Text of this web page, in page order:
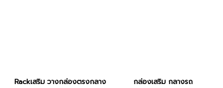
Rackเสริม วางกล่องตรงกลาง กล่องเสริม กลางรถ